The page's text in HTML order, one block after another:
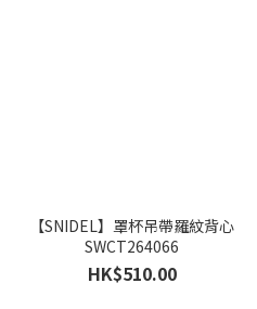
【SNIDEL】罩杯吊帶羅紋背心
SWCT264066
HK$510.00